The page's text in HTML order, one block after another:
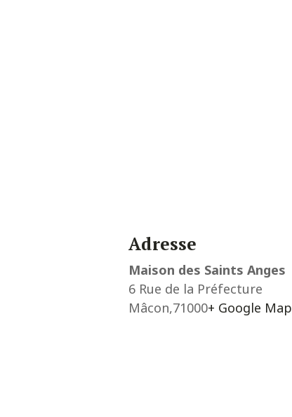
Adresse
Maison des Saints Anges
6 Rue de la Préfecture
Mâcon,71000+ Google Map